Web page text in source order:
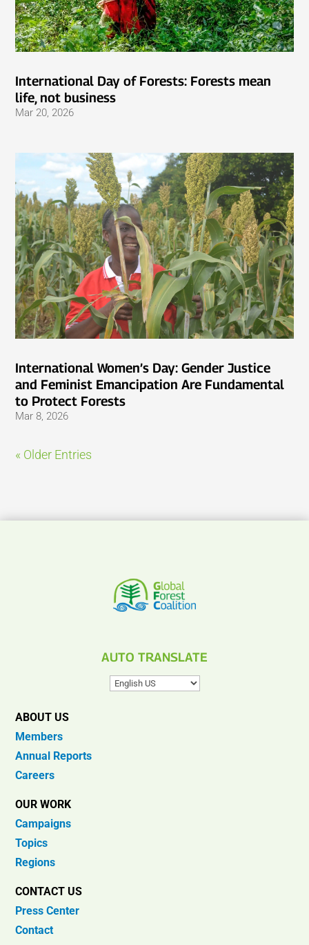
International Day of Forests: Forests mean
life, not business
Mar 20, 2026
International Women’s Day: Gender Justice
and Feminist Emancipation Are Fundamental
to Protect Forests
Mar 8, 2026
« Older Entries
AUTO TRANSLATE
ABOUT US
Members
Annual Reports
Careers
OUR WORK
Campaigns
Topics
Regions
CONTACT US
Press Center
Contact